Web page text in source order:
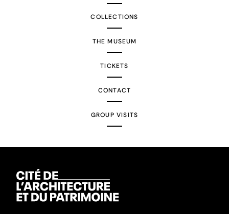
COLLECTIONS
THE MUSEUM
TICKETS
CONTACT
GROUP VISITS